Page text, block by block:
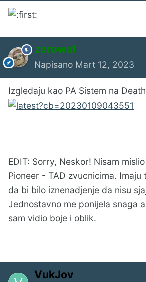
zerowaf
Napisano Mart 12, 2023
Izgledaju kao PA Sistem na
EDIT: Sorry, Neskor! Nisam
Pioneer - TAD zvucnicima.
da bi bilo iznenadjenje da nisu
Jednostavno me ponijela snaga
sam vidio boje i oblik.
VukJov